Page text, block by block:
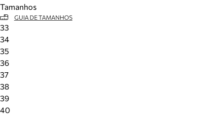
Rasteira
Precisa de ajuda?
Tamanhos
GUIA DE TAMANHOS
33
34
35
36
37
38
39
40